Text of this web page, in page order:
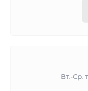
Вт.-Ср.